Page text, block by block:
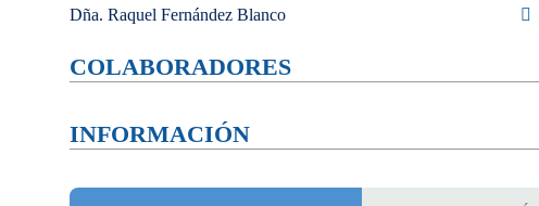
Dña. Raquel Fernández Blanco
COLABORADORES
INFORMACIÓN